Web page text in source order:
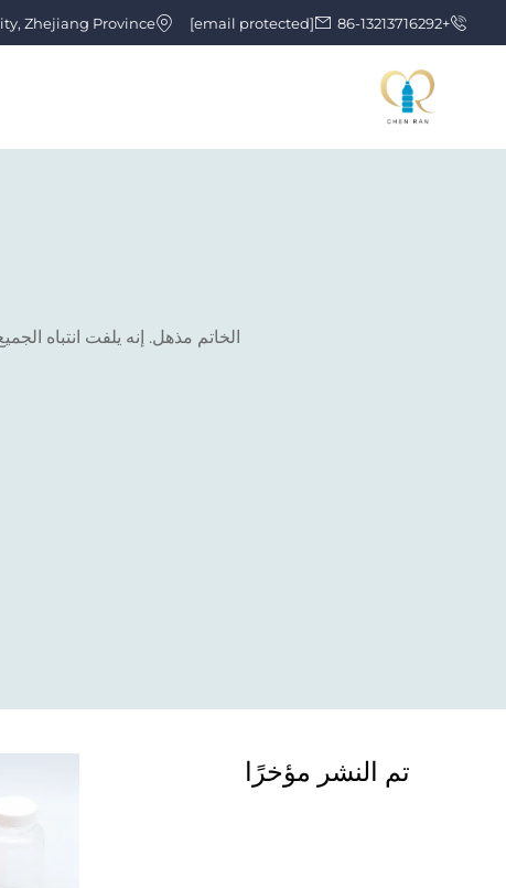
+86-13213716292
[email protected]
Zhejiang Province
الخاتم مذهل. إنه يلفت انتباه
تم النشر مؤخرًا